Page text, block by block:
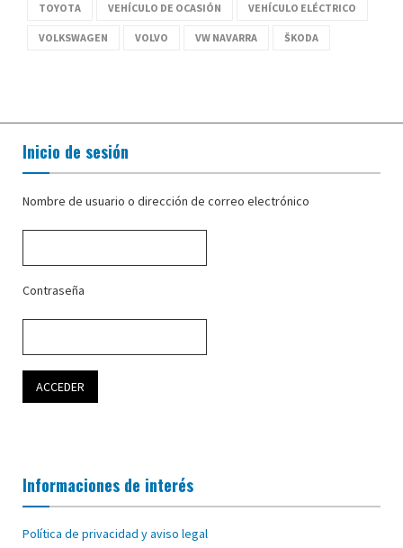
TOYOTA VEHÍCULO DE OCASIÓN VEHÍCULO ELÉCTRICO
VOLKSWAGEN VOLVO VW NAVARRA ŠKODA
Inicio de sesión
Nombre de usuario o dirección de correo electrónico
Contraseña
Informaciones de interés
Política de privacidad y aviso legal